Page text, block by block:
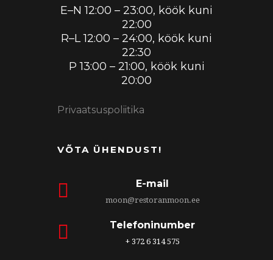
E–N 12:00 – 23:00, köök kuni
22:00
R–L 12:00 – 24:00, köök kuni
22:30
P 13:00 – 21:00, köök kuni
20:00
Privaatsuspoliitika
VÕTA ÜHENDUST!
E-mail
moon@restoranmoon.ee
Telefoninumber
+ 372 6 314 575